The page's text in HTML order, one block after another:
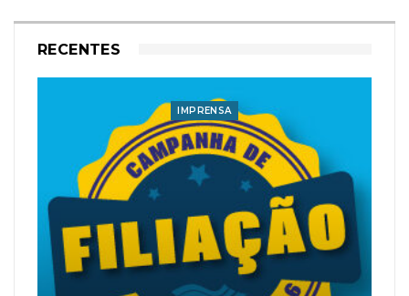
RECENTES
IMPRENSA